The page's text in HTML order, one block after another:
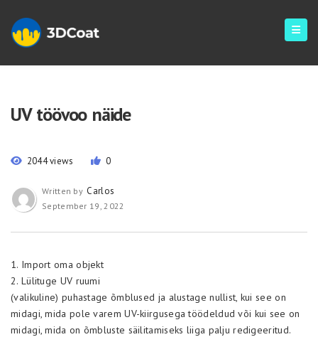
UV töövoo näide
2044 views 0
Written by Carlos
September 19, 2022
1. Import oma objekt
2. Lülituge UV ruumi
(valikuline) puhastage õmblused ja alustage nullist, kui see on
midagi, mida pole varem UV-kiirgusega töödeldud või kui see on
midagi, mida on õmbluste säilitamiseks liiga palju redigeeritud.